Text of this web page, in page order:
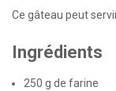
Ce gâteau peut
Ingrédients
250 g de farine